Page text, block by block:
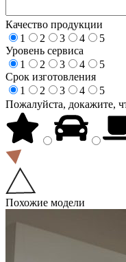
Качество продукции
1
2 3 4
5
Уровень сервиса
1
2 3 4
5
Срок изготовления
1
2 3 4
5
Пожалуйста, докажите,
Похожие модели